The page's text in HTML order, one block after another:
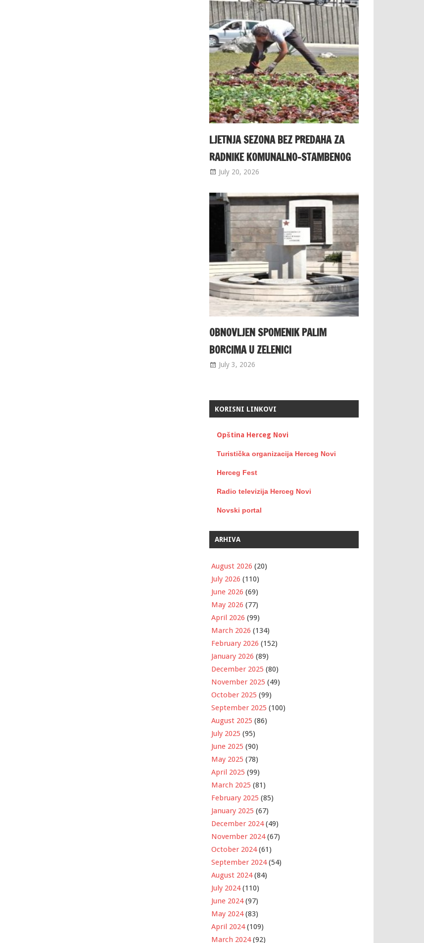
LJETNJA SEZONA BEZ PREDAHA ZA
RADNIKE KOMUNALNO-STAMBENOG
July 20, 2026
OBNOVLJEN SPOMENIK PALIM
BORCIMA U ZELENICI
July 3, 2026
KORISNI LINKOVI
Opština Herceg Novi
Turistička organizacija Herceg Novi
Herceg Fest
Radio televizija Herceg Novi
Novski portal
ARHIVA
August 2026 (20)
July 2026 (110)
June 2026 (69)
May 2026 (77)
April 2026 (99)
March 2026 (134)
February 2026 (152)
January 2026 (89)
December 2025 (80)
November 2025 (49)
October 2025 (99)
September 2025 (100)
August 2025 (86)
July 2025 (95)
June 2025 (90)
May 2025 (78)
April 2025 (99)
March 2025 (81)
February 2025 (85)
January 2025 (67)
December 2024(49)
November 2024(67)
October 2024(61)
September 2024(54)
August 2024(84)
July 2024(110)
June 2024(97)
May 2024(83)
April 2024(109)
March 2024(92)